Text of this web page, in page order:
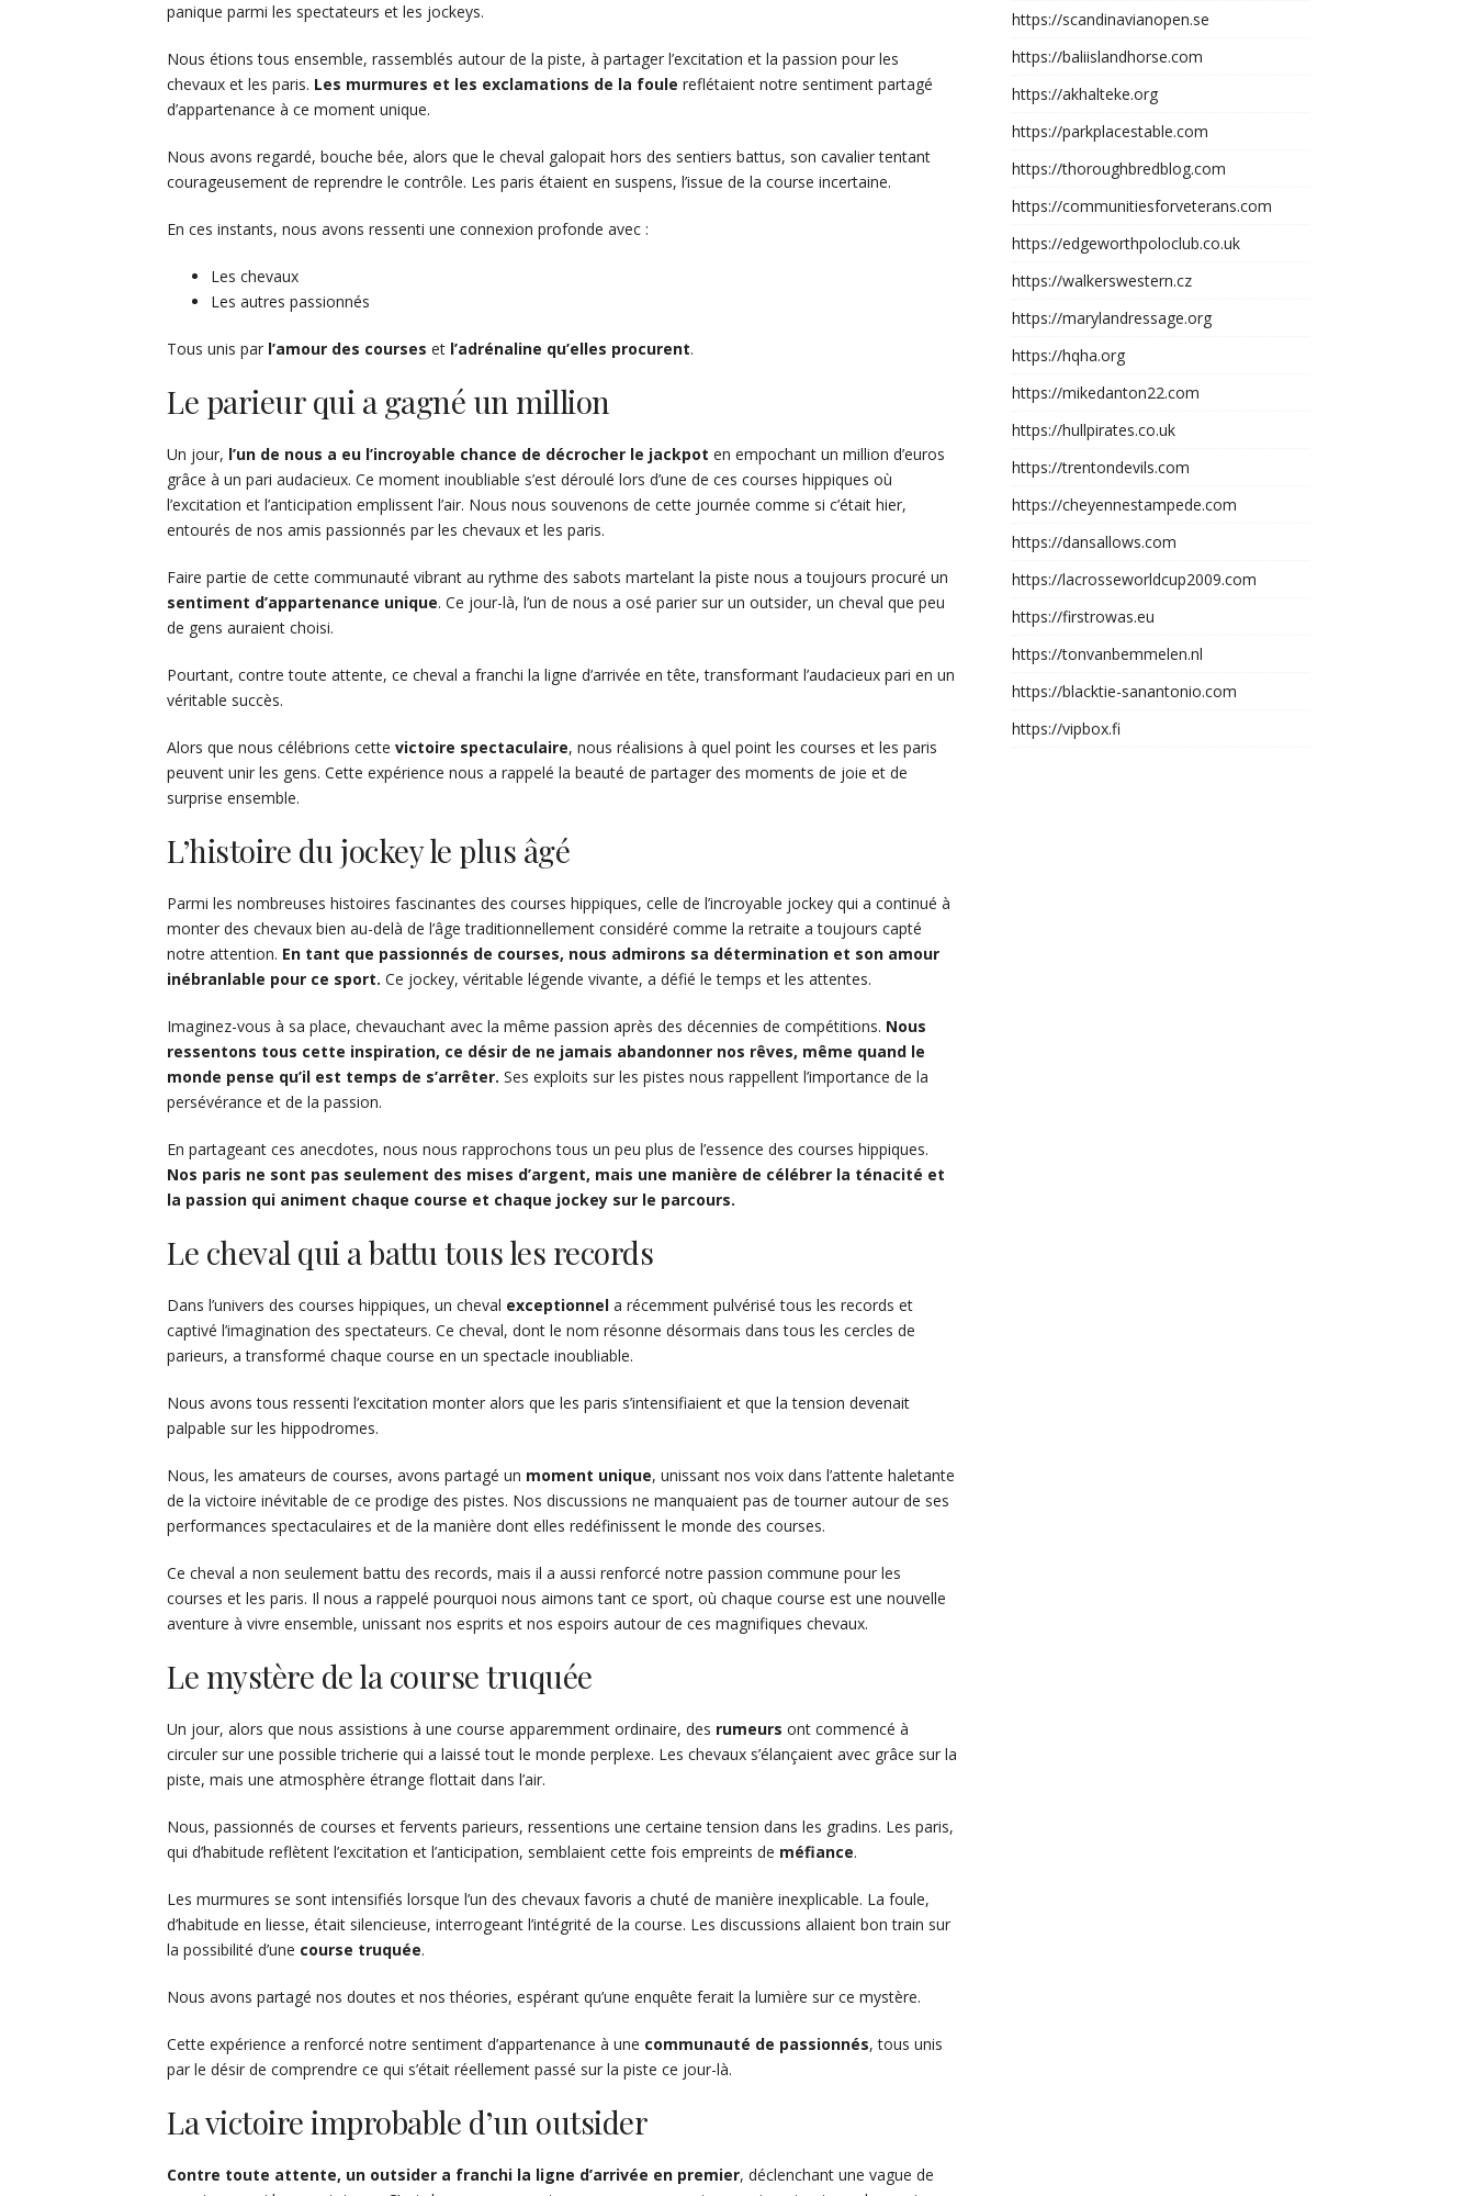
panique parmi les spectateurs et les jockeys.
Nous étions tous ensemble, rassemblés autour de la piste, à partager l’excitation et la passion pour les
chevaux et les paris. Les murmures et les exclamations de la foule reflétaient notre sentiment partagé
d’appartenance à ce moment unique.
Nous avons regardé, bouche bée, alors que le cheval galopait hors des sentiers battus, son cavalier tentant
courageusement de reprendre le contrôle. Les paris étaient en suspens, l’issue de la course incertaine.
En ces instants, nous avons ressenti une connexion profonde avec :
Les chevaux
Les autres passionnés
Tous unis par l’amour des courses et l’adrénaline qu’elles procurent.
Le parieur qui a gagné un million
Un jour, l’un de nous a eu l’incroyable chance de décrocher le jackpot en empochant un million d’euros
grâce à un pari audacieux. Ce moment inoubliable s’est déroulé lors d’une de ces courses hippiques où
l’excitation et l’anticipation emplissent l’air. Nous nous souvenons de cette journée comme si c’était hier,
entourés de nos amis passionnés par les chevaux et les paris.
Faire partie de cette communauté vibrant au rythme des sabots martelant la piste nous a toujours procuré un
sentiment d’appartenance unique. Ce jour-là, l’un de nous a osé parier sur un outsider, un cheval que peu
de gens auraient choisi.
Pourtant, contre toute attente, ce cheval a franchi la ligne d’arrivée en tête, transformant l’audacieux pari en un
véritable succès.
Alors que nous célébrions cette victoire spectaculaire, nous réalisions à quel point les courses et les paris
peuvent unir les gens. Cette expérience nous a rappelé la beauté de partager des moments de joie et de
surprise ensemble.
L’histoire du jockey le plus âgé
Parmi les nombreuses histoires fascinantes des courses hippiques, celle de l’incroyable jockey qui a continué à
monter des chevaux bien au-delà de l’âge traditionnellement considéré comme la retraite a toujours capté
notre attention. En tant que passionnés de courses, nous admirons sa détermination et son amour
inébranlable pour ce sport. Ce jockey, véritable légende vivante, a défié le temps et les attentes.
Imaginez-vous à sa place, chevauchant avec la même passion après des décennies de compétitions. Nous
ressentons tous cette inspiration, ce désir de ne jamais abandonner nos rêves, même quand le
monde pense qu’il est temps de s’arrêter. Ses exploits sur les pistes nous rappellent l’importance de la
persévérance et de la passion.
En partageant ces anecdotes, nous nous rapprochons tous un peu plus de l’essence des courses hippiques.
Nos paris ne sont pas seulement des mises d’argent, mais une manière de célébrer la ténacité et
la passion qui animent chaque course et chaque jockey sur le parcours.
Le cheval qui a battu tous les records
Dans l’univers des courses hippiques, un cheval exceptionnel a récemment pulvérisé tous les records et
captivé l’imagination des spectateurs. Ce cheval, dont le nom résonne désormais dans tous les cercles de
parieurs, a transformé chaque course en un spectacle inoubliable.
Nous avons tous ressenti l’excitation monter alors que les paris s’intensifiaient et que la tension devenait
palpable sur les hippodromes.
Nous, les amateurs de courses, avons partagé un moment unique, unissant nos voix dans l’attente haletante
de la victoire inévitable de ce prodige des pistes. Nos discussions ne manquaient pas de tourner autour de ses
performances spectaculaires et de la manière dont elles redéfinissent le monde des courses.
Ce cheval a non seulement battu des records, mais il a aussi renforcé notre passion commune pour les
courses et les paris. Il nous a rappelé pourquoi nous aimons tant ce sport, où chaque course est une nouvelle
aventure à vivre ensemble, unissant nos esprits et nos espoirs autour de ces magnifiques chevaux.
Le mystère de la course truquée
Un jour, alors que nous assistions à une course apparemment ordinaire, des rumeurs ont commencé à
circuler sur une possible tricherie qui a laissé tout le monde perplexe. Les chevaux s’élançaient avec grâce sur la
piste, mais une atmosphère étrange flottait dans l’air.
Nous, passionnés de courses et fervents parieurs, ressentions une certaine tension dans les gradins. Les paris,
qui d’habitude reflètent l’excitation et l’anticipation, semblaient cette fois empreints de méfiance.
Les murmures se sont intensifiés lorsque l’un des chevaux favoris a chuté de manière inexplicable. La foule,
d’habitude en liesse, était silencieuse, interrogeant l’intégrité de la course. Les discussions allaient bon train sur
la possibilité d’une course truquée.
Nous avons partagé nos doutes et nos théories, espérant qu’une enquête ferait la lumière sur ce mystère.
Cette expérience a renforcé notre sentiment d’appartenance à une communauté de passionnés, tous unis
par le désir de comprendre ce qui s’était réellement passé sur la piste ce jour-là.
La victoire improbable d’un outsider
Contre toute attente, un outsider a franchi la ligne d’arrivée en premier, déclenchant une vague de
https://scandinavianopen.se
https://baliislandhorse.com
https://akhalteke.org
https://parkplacestable.com
https://thoroughbredblog.com
https://communitiesforveterans.com
https://edgeworthpoloclub.co.uk
https://walkerswestern.cz
https://marylandressage.org
https://hqha.org
https://mikedanton22.com
https://hullpirates.co.uk
https://trentondevils.com
https://cheyennestampede.com
https://dansallows.com
https://lacrosseworldcup2009.com
https://firstrowas.eu
https://tonvanbemmelen.nl
https://blacktie-sanantonio.com
https://vipbox.fi